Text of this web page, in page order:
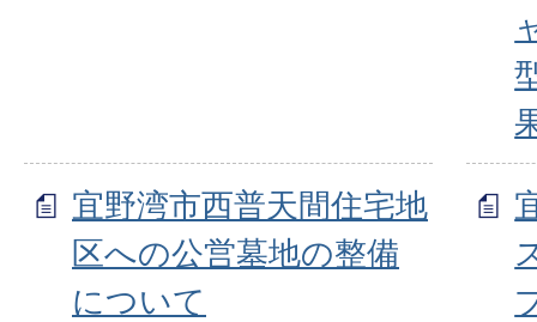
宜野湾市西普天間住宅地
区への公営墓地の整備
について